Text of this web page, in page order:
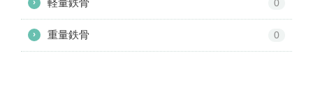
› 0
› 重量鉄骨 0